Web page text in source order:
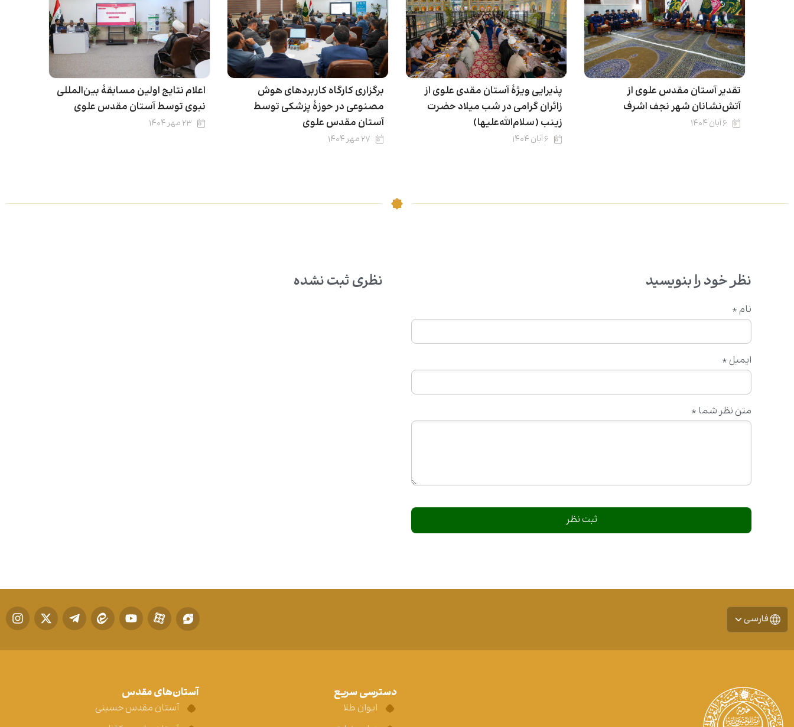
تقدیر آستان مقدس علوی از
آتش‌نشانان شهر نجف اشرف
۶ آبان ۱۴۰۴
پذیرایی ویژۀ آستان مقدی علوی از
زائران گرامی در شب میلاد حضرت
زینب (سلام‌الله‌علیها)
۶ آبان ۱۴۰۴
برگزاری کارگاه کاربردهای هوش
مصنوعی در حوزۀ پزشکی توسط
آستان مقدس علوی
۲۷ مهر ۱۴۰۴
اعلام نتایج اولین مسابقۀ بین‌المللی
نبوی توسط آستان مقدس علوی
۲۳ مهر ۱۴۰۴
نظر خود را بنویسید
متن نظر شما *
نام *
ایمیل *
نظری ثبت نشده
فارسی
دسترسی سریع
ایوان طلا
آستان‌های مقدس
آستان مقدس حسینی